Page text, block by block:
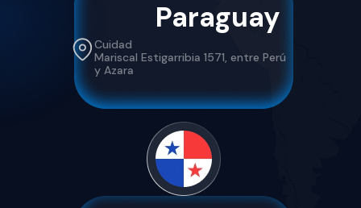
Paraguay
Cuidad
Mariscal Estigarribia 1571, entre Perú
y Azara